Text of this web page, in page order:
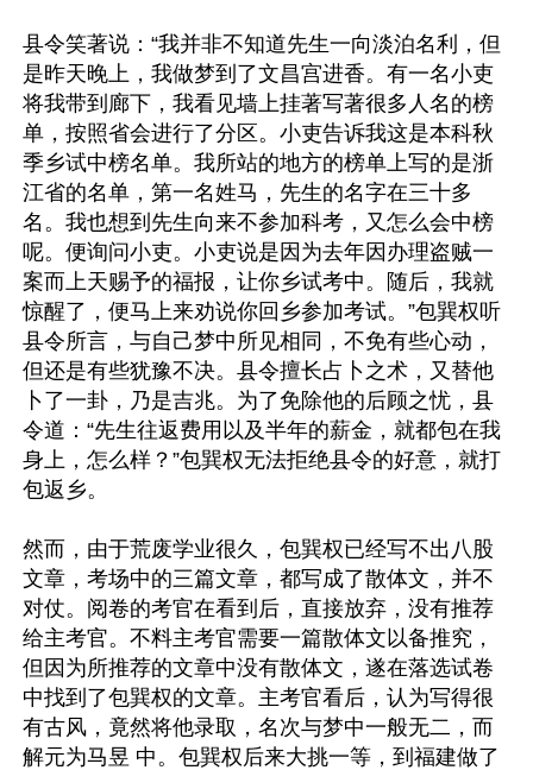
县令笑著说：“我并非不知道先生一向淡泊名利，但
是昨天晚上，我做梦到了文昌宫进香。有一名小吏
将我带到廊下，我看见墙上挂著写著很多人名的榜
单，按照省会进行了分区。小吏告诉我这是本科秋
季乡试中榜名单。我所站的地方的榜单上写的是浙
江省的名单，第一名姓马，先生的名字在三十多
名。我也想到先生向来不参加科考，又怎么会中榜
呢。便询问小吏。小吏说是因为去年因办理盗贼一
案而上天赐予的福报，让你乡试考中。随后，我就
惊醒了，便马上来劝说你回乡参加考试。”包巽权听
县令所言，与自己梦中所见相同，不免有些心动，
但还是有些犹豫不决。县令擅长占卜之术，又替他
卜了一卦，乃是吉兆。为了免除他的后顾之忧，县
令道：“先生往返费用以及半年的薪金，就都包在我
身上，怎么样？”包巽权无法拒绝县令的好意，就打
包返乡。
然而，由于荒废学业很久，包巽权已经写不出八股
文章，考场中的三篇文章，都写成了散体文，并不
对仗。阅卷的考官在看到后，直接放弃，没有推荐
给主考官。不料主考官需要一篇散体文以备推究，
但因为所推荐的文章中没有散体文，遂在落选试卷
中找到了包巽权的文章。主考官看后，认为写得很
有古风，竟然将他录取，名次与梦中一般无二，而
解元为马昱 中。包巽权后来大挑一等，到福建做了